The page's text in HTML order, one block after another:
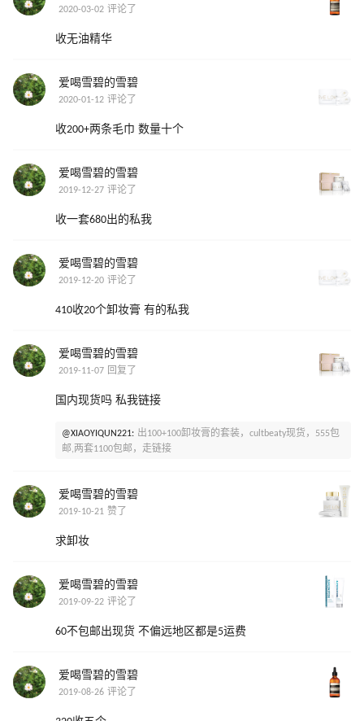
2020-03-02 评论了
收无油精华
爱喝雪碧的雪碧
2020-01-12 评论了
收200+两条毛巾 数量十个
爱喝雪碧的雪碧
2019-12-27 评论了
收一套680出的私我
爱喝雪碧的雪碧
2019-12-20 评论了
410收20个卸妆膏 有的私我
爱喝雪碧的雪碧
2019-11-07 回复了
国内现货吗 私我链接
@XIAOYIQUN221: 出100+100卸妆膏的套装，cultbeaty现货，555包
邮,两套1100包邮，走链接
爱喝雪碧的雪碧
2019-10-21 赞了
求卸妆
爱喝雪碧的雪碧
2019-09-22 评论了
60不包邮出现货 不偏远地区都是5运费
爱喝雪碧的雪碧
2019-08-26 评论了